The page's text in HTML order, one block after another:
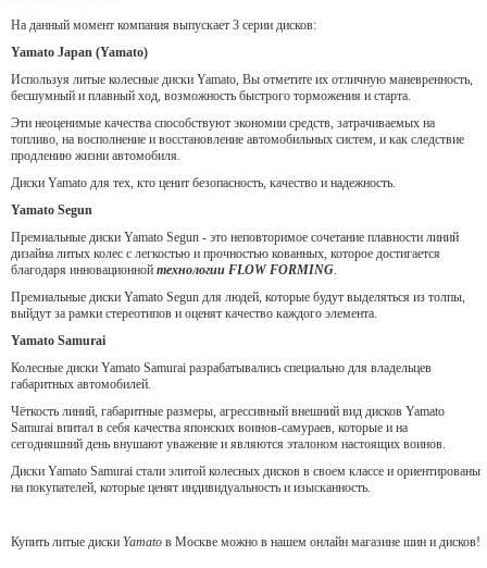
На данный момент компания выпускает 3 серии дисков:
Yamato Japan (Yamato)
Используя литые колесные диски Yamato, Вы отметите их отличную маневренность,
бесшумный и плавный ход, возможность быстрого торможения и старта.
Эти неоценимые качества способствуют экономии средств, затрачиваемых на
топливо, на восполнение и восстановление автомобильных систем, и как следствие
продлению жизни автомобиля.
Диски Yamato для тех, кто ценит безопасность, качество и надежность.
Yamato Segun
Премиальные диски Yamato Segun - это неповторимое сочетание плавности линий
дизайна литых колес с легкостью и прочностью кованных, которое достигается
благодаря инновационной технологии FLOW FORMING.
Премиальные диски Yamato Segun для людей, которые будут выделяться из толпы,
выйдут за рамки стереотипов и оценят качество каждого элемента.
Yamato Samurai
Колесные диски Yamato Samurai разрабатывались специально для владельцев
габаритных автомобилей.
Чёткость линий, габаритные размеры, агрессивный внешний вид дисков Yamato
Samurai впитал в себя качества японских воинов-самураев, которые и на
сегодняшний день внушают уважение и являются эталоном настоящих воинов.
Диски Yamato Samurai стали элитой колесных дисков в своем классе и ориентированы
на покупателей, которые ценят индивидуальность и изысканность.
Купить литые диски Yamato в Москве можно в нашем онлайн магазине шин и дисков!